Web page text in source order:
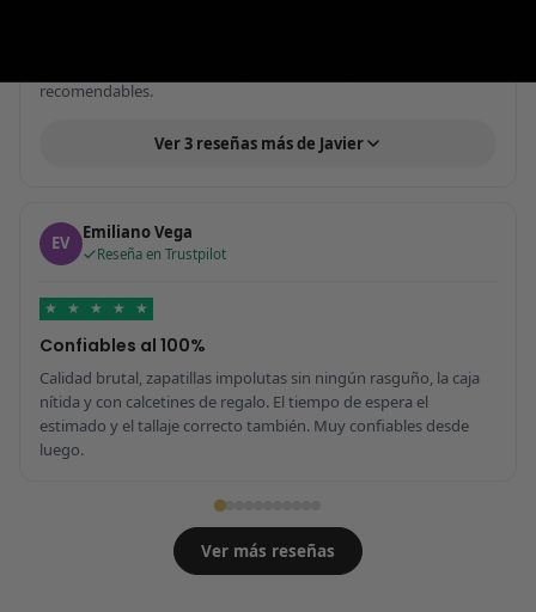
recomendables.
Ver 3 reseñas más de Javier
EV Emiliano Vega
Reseña en Trustpilot
★ ★ ★ ★ ★
Confiables al 100%
Calidad brutal, zapatillas impolutas sin ningún rasguño, la caja
nítida y con calcetines de regalo. El tiempo de espera el
estimado y el tallaje correcto también. Muy confiables desde
luego.
Ver más reseñas